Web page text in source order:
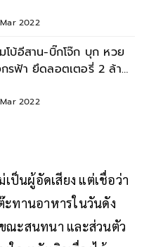
2022
โบ้อีสาน-บิ๊กโจ๊ก บุก หวย
รฟ้า ยึดลอตเตอรี่ 2 ล้าน
2022
ป็นผู้อัดเสียง แต่เชื่อว่า
ะทานอาหารในวันดัง
ณะสนทนา และส่วนตัว